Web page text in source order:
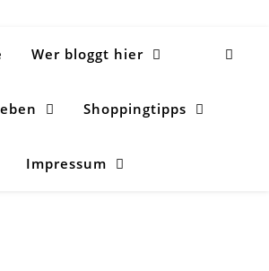
Wer bloggt hier
Shoppingtipps
Impressum